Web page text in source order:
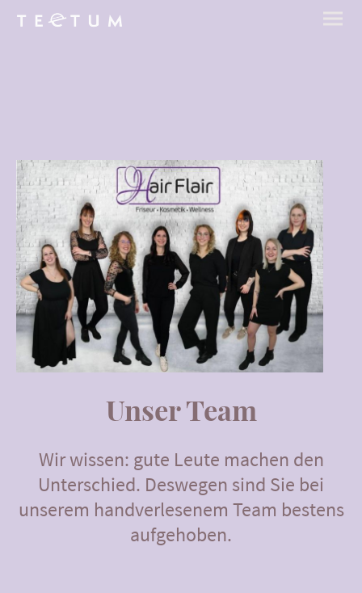
Unser Team
Wir wissen: gute Leute machen den
Unterschied. Deswegen sind Sie bei
unserem handverlesenem Team bestens
aufgehoben.